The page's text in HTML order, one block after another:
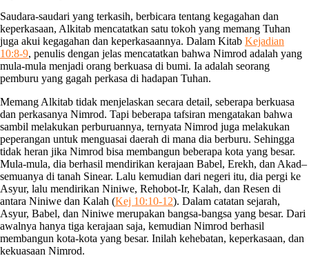
Saudara-saudari yang terkasih, berbicara tentang kegagahan dan
keperkasaan, Alkitab mencatatkan satu tokoh yang memang Tuhan
juga akui kegagahan dan keperkasaannya. Dalam Kitab Kejadian
10:8-9, penulis dengan jelas mencatatkan bahwa Nimrod adalah yang
mula-mula menjadi orang berkuasa di bumi. Ia adalah seorang
pemburu yang gagah perkasa di hadapan Tuhan.
Memang Alkitab tidak menjelaskan secara detail, seberapa berkuasa
dan perkasanya Nimrod. Tapi beberapa tafsiran mengatakan bahwa
sambil melakukan perburuannya, ternyata Nimrod juga melakukan
peperangan untuk menguasai daerah di mana dia berburu. Sehingga
tidak heran jika Nimrod bisa membangun beberapa kota yang besar.
Mula-mula, dia berhasil mendirikan kerajaan Babel, Erekh, dan Akad–
semuanya di tanah Sinear. Lalu kemudian dari negeri itu, dia pergi ke
Asyur, lalu mendirikan Niniwe, Rehobot-Ir, Kalah, dan Resen di
antara Niniwe dan Kalah (Kej 10:10-12). Dalam catatan sejarah,
Asyur, Babel, dan Niniwe merupakan bangsa-bangsa yang besar. Dari
awalnya hanya tiga kerajaan saja, kemudian Nimrod berhasil
membangun kota-kota yang besar. Inilah kehebatan, keperkasaan, dan
kekuasaan Nimrod.